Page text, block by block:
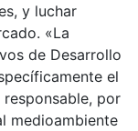
y luchar
«La
de Desarrollo
el
por
medioambiente